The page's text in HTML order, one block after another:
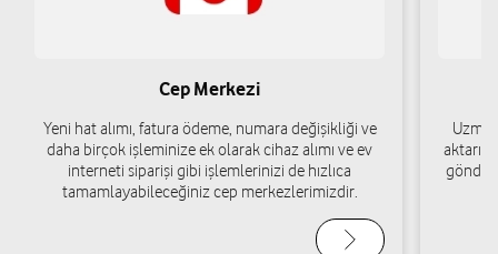
05435039163
Yol tarifi al
Cep Merkezi
Yeni hat alımı, fatura ödeme, numara değişikliği ve
daha birçok işleminize ek olarak cihaz alımı ve ev
interneti siparişi gibi işlemlerinizi de hızlıca
tamamlayabileceğiniz cep merkezlerimizdir.